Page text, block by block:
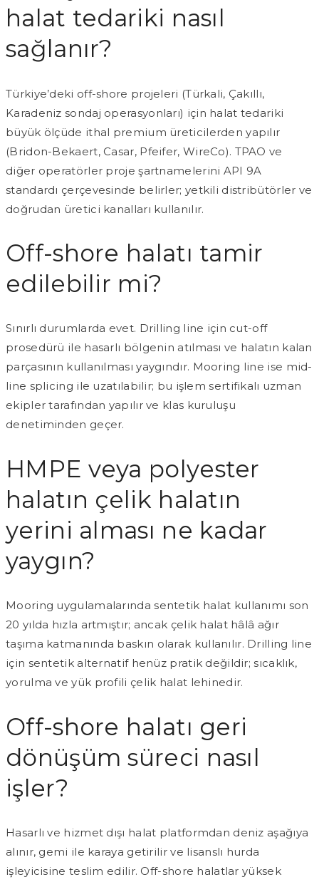
halat tedariki nasıl
sağlanır?
Türkiye’deki off-shore projeleri (Türkali, Çakıllı,
Karadeniz sondaj operasyonları) için halat tedariki
büyük ölçüde ithal premium üreticilerden yapılır
(Bridon-Bekaert, Casar, Pfeifer, WireCo). TPAO ve
diğer operatörler proje şartnamelerini API 9A
standardı çerçevesinde belirler; yetkili distribütörler ve
doğrudan üretici kanalları kullanılır.
Off-shore halatı tamir
edilebilir mi?
Sınırlı durumlarda evet. Drilling line için cut-off
prosedürü ile hasarlı bölgenin atılması ve halatın kalan
parçasının kullanılması yaygındır. Mooring line ise mid-
line splicing ile uzatılabilir; bu işlem sertifikalı uzman
ekipler tarafından yapılır ve klas kuruluşu
denetiminden geçer.
HMPE veya polyester
halatın çelik halatın
yerini alması ne kadar
yaygın?
Mooring uygulamalarında sentetik halat kullanımı son
20 yılda hızla artmıştır; ancak çelik halat hâlâ ağır
taşıma katmanında baskın olarak kullanılır. Drilling line
için sentetik alternatif henüz pratik değildir; sıcaklık,
yorulma ve yük profili çelik halat lehinedir.
Off-shore halatı geri
dönüşüm süreci nasıl
işler?
Hasarlı ve hizmet dışı halat platformdan deniz aşağıya
alınır, gemi ile karaya getirilir ve lisanslı hurda
işleyicisine teslim edilir. Off-shore halatlar yüksek